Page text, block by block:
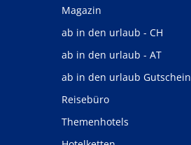
Magazin
ab in den urlaub - CH
ab in den urlaub - AT
ab in den urlaub Gutschein
Reisebüro
Themenhotels